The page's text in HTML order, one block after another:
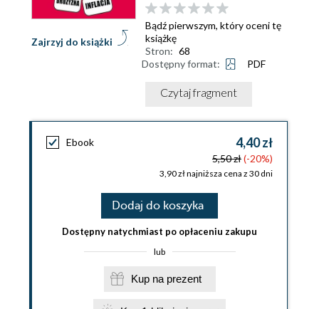
Zajrzyj do książki
Bądź pierwszym, który oceni tę
książkę
Stron: 68
Dostępny format:
PDF
Czytaj fragment
Ebook 4,40 zł
5,50 zł(-20%)
3,90 zł najniższa cena z 30 dni
Dodaj do koszyka
Dostępny natychmiast po opłaceniu zakupu
lub
Kup na prezent